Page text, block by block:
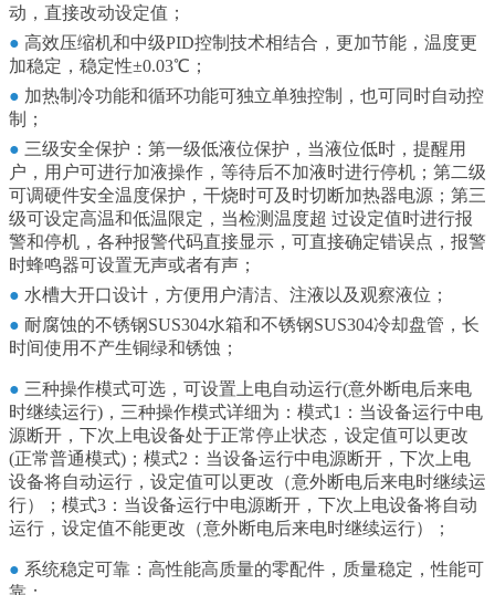
动，直接改动设定值；
● 高效压缩机和中级PID控制技术相结合，更加节能，温度更
加稳定，稳定性±0.03℃；
● 加热制冷功能和循环功能可独立单独控制，也可同时自动控
制；
● 三级安全保护：第一级低液位保护，当液位低时，提醒用
户，用户可进行加液操作，等待后不加液时进行停机；第二级
可调硬件安全温度保护，干烧时可及时切断加热器电源；第三
级可设定高温和低温限定，当检测温度超 过设定值时进行报
警和停机，各种报警代码直接显示，可直接确定错误点，报警
时蜂鸣器可设置无声或者有声；
● 水槽大开口设计，方便用户清洁、注液以及观察液位；
● 耐腐蚀的不锈钢SUS304水箱和不锈钢SUS304冷却盘管，长
时间使用不产生铜绿和锈蚀；
● 三种操作模式可选，可设置上电自动运行(意外断电后来电
时继续运行)，三种操作模式详细为：模式1：当设备运行中电
源断开，下次上电设备处于正常停止状态，设定值可以更改
(正常普通模式)；模式2：当设备运行中电源断开，下次上电
设备将自动运行，设定值可以更改（意外断电后来电时继续运
行）；模式3：当设备运行中电源断开，下次上电设备将自动
运行，设定值不能更改（意外断电后来电时继续运行）；
● 系统稳定可靠：高性能高质量的零配件，质量稳定，性能可